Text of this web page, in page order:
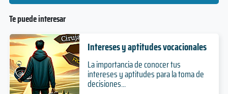
Diseño Industrial
4 años
Duración
Grado
Nivel
Presencial
Modalidad
Te puede interesar
Intereses y aptitudes vocacionales
La importancia de conocer tus
intereses y aptitudes para la toma de
decisiones...